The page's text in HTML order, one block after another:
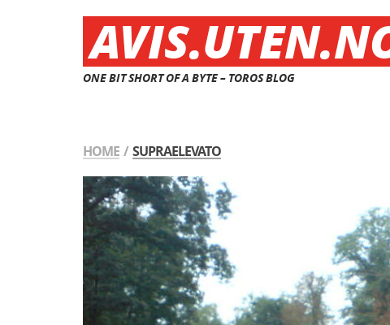
ONE BIT SHORT OF A BYTE – TOROS BLOG
HOME /SUPRAELEVATO